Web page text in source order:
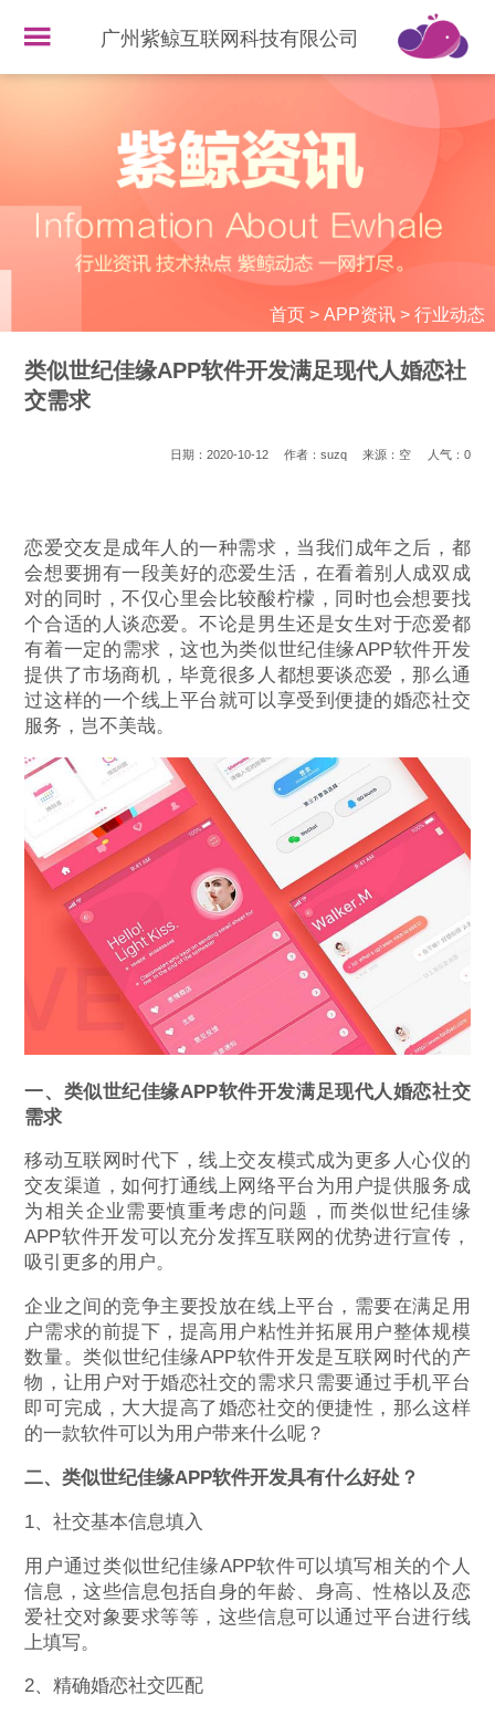
广州紫鲸互联网科技有限公司
首页> APP资讯> 行业动态
类似世纪佳缘APP软件开发满足现代人婚恋社
交需求
日期：2020-10-12 作者：suzq 来源：空 人气： 0
恋爱交友是成年人的一种需求，当我们成年之后，都
会想要拥有一段美好的恋爱生活，在看着别人成双成
对的同时，不仅心里会比较酸柠檬，同时也会想要找
个合适的人谈恋爱。不论是男生还是女生对于恋爱都
有着一定的需求，这也为类似世纪佳缘APP软件开发
提供了市场商机，毕竟很多人都想要谈恋爱，那么通
过这样的一个线上平台就可以享受到便捷的婚恋社交
服务，岂不美哉。
一、类似世纪佳缘APP软件开发满足现代人婚恋社交
需求
移动互联网时代下，线上交友模式成为更多人心仪的
交友渠道，如何打通线上网络平台为用户提供服务成
为相关企业需要慎重考虑的问题，而类似世纪佳缘
APP软件开发可以充分发挥互联网的优势进行宣传，
吸引更多的用户。
企业之间的竞争主要投放在线上平台，需要在满足用
户需求的前提下，提高用户粘性并拓展用户整体规模
数量。类似世纪佳缘APP软件开发是互联网时代的产
物，让用户对于婚恋社交的需求只需要通过手机平台
即可完成，大大提高了婚恋社交的便捷性，那么这样
的一款软件可以为用户带来什么呢？
二、类似世纪佳缘APP软件开发具有什么好处？
1、社交基本信息填入
用户通过类似世纪佳缘APP软件可以填写相关的个人
信息，这些信息包括自身的年龄、身高、性格以及恋
爱社交对象要求等等，这些信息可以通过平台进行线
上填写。
2、精确婚恋社交匹配